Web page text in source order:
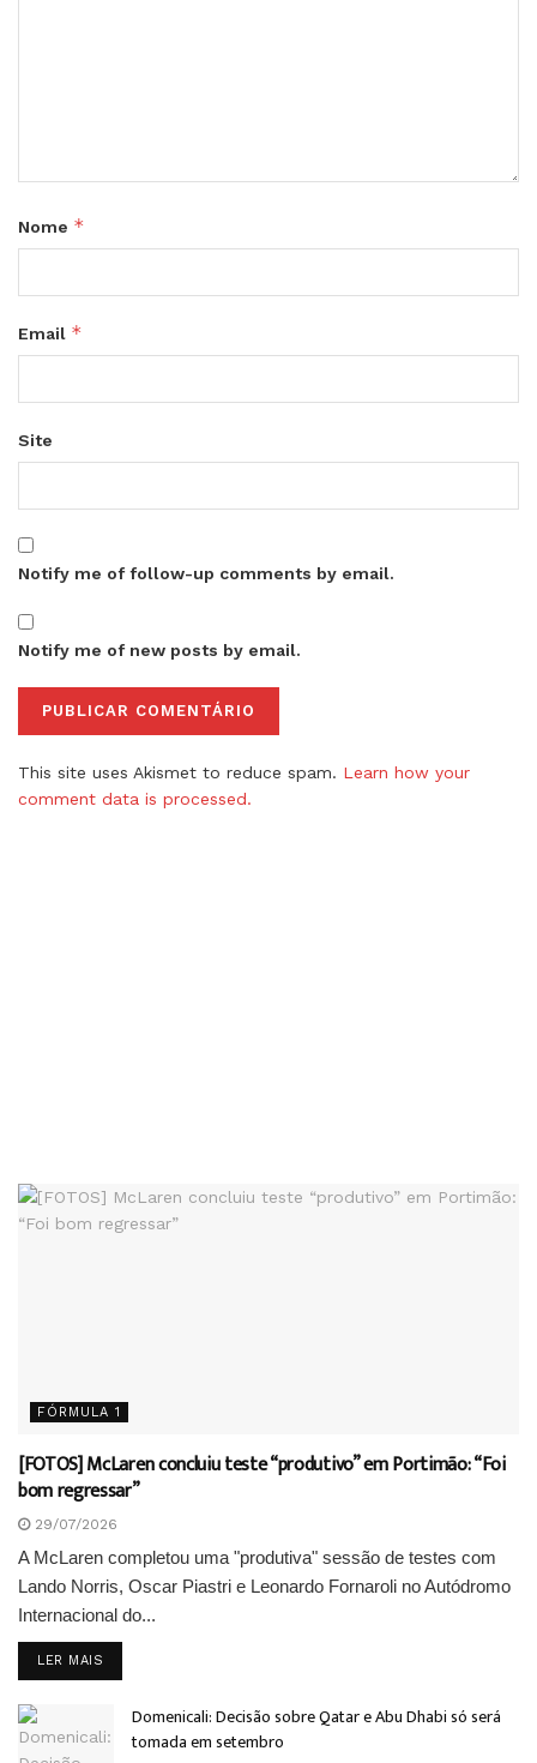
Nome *
Email *
Site
Notify me of follow-up comments by email.
Notify me of new posts by email.
This site uses Akismet to reduce spam. Learn how your
comment data is processed.
FÓRMULA 1
[FOTOS] McLaren concluiu teste “produtivo” em Portimão: “Foi
bom regressar”
29/07/2026
A McLaren completou uma "produtiva" sessão de testes com
Lando Norris, Oscar Piastri e Leonardo Fornaroli no Autódromo
Internacional do...
LER MAIS
Domenicali: Decisão sobre Qatar e Abu Dhabi só será
tomada em setembro